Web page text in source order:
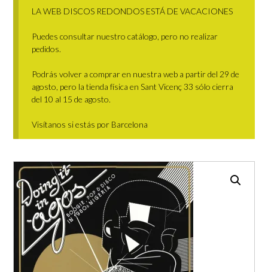
LA WEB DISCOS REDONDOS ESTÁ DE VACACIONES
Puedes consultar nuestro catálogo, pero no realizar
pedidos.
Podrás volver a comprar en nuestra web a partir del 29 de
agosto, pero la tienda física en Sant Vicenç 33 sólo cierra
del 10 al 15 de agosto.
Visítanos si estás por Barcelona